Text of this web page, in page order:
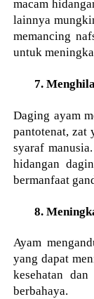
macam
lainnya
memancing
untuk
7.
Daging ayam
pantotenat, zat
syaraf
hidangan
bermanfaat
8.
Ayam
yang dapat
kesehatan
berbahaya.